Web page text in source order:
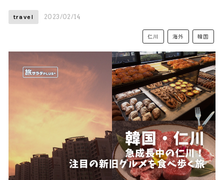
travel 2023/02/14
仁川 海外 韓国